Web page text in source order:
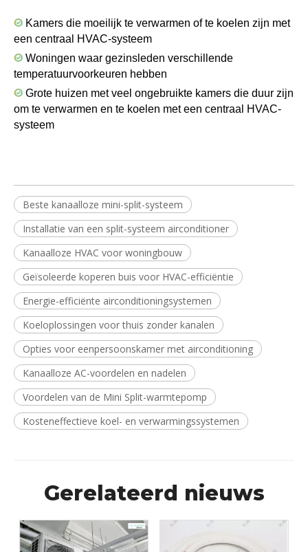
Kamers die moeilijk te verwarmen of te koelen zijn met
een centraal HVAC-systeem
Woningen waar gezinsleden verschillende
temperatuurvoorkeuren hebben
Grote huizen met veel ongebruikte kamers die duur zijn
om te verwarmen en te koelen met een centraal HVAC-
systeem
Beste kanaalloze mini-split-systeem
Installatie van een split-systeem airconditioner
Kanaalloze HVAC voor woningbouw
Geïsoleerde koperen buis voor HVAC-efficiëntie
Energie-efficiënte airconditioningsystemen
Koeloplossingen voor thuis zonder kanalen
Opties voor eenpersoonskamer met airconditioning
Kanaalloze AC-voordelen en nadelen
Voordelen van de Mini Split-warmtepomp
Kosteneffectieve koel- en verwarmingssystemen
Gerelateerd nieuws